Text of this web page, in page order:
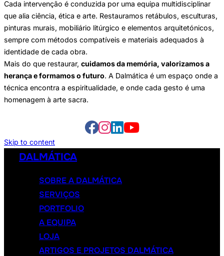
Cada intervenção é conduzida por uma equipa multidisciplinar
que alia ciência, ética e arte. Restauramos retábulos, esculturas,
pinturas murais, mobiliário litúrgico e elementos arquitetónicos,
sempre com métodos compatíveis e materiais adequados à
identidade de cada obra.
Mais do que restaurar, cuidamos da memória, valorizamos a
herança e formamos o futuro. A Dalmática é um espaço onde a
técnica encontra a espiritualidade, e onde cada gesto é uma
homenagem à arte sacra.
Skip to content
DALMÁTICA
SOBRE A DALMÁTICA
SERVIÇOS
PORTFOLIO
A EQUIPA
LOJA
ARTIGOS E PROJETOS DALMÁTICA